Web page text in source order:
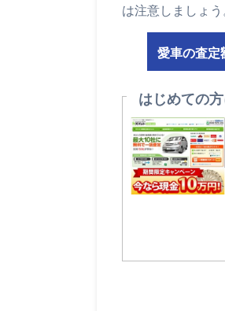
は注意しましょう
愛車の査定
はじめての